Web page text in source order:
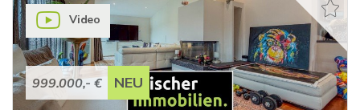
999.000,- € NEU
Video